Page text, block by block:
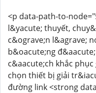
<p data-path-to-
l&yacute; thuyết,
c&ograve;n l&agrave;
b&oacute;ng
c&aacute;ch khắc
chọn thiết bị giải
đường link <strong